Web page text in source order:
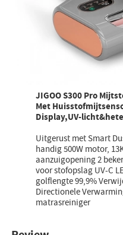
JIGOO S300 Pro
Met
Display,UV-
Uitgerust met Smart
handig 500W motor,
aanzuigopening 2
voor stofopslag UV-C
golflengte 99,9%
Directionele
matrasreiniger